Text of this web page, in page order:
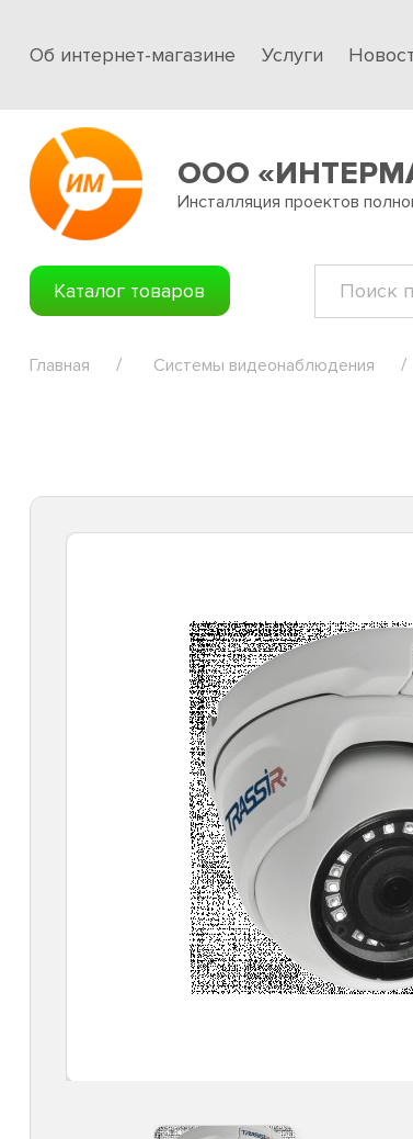
Об интернет-магазине Услуги
ООО
Инсталляция проектов
Каталог товаров
Главная Системы видеонаблюдения